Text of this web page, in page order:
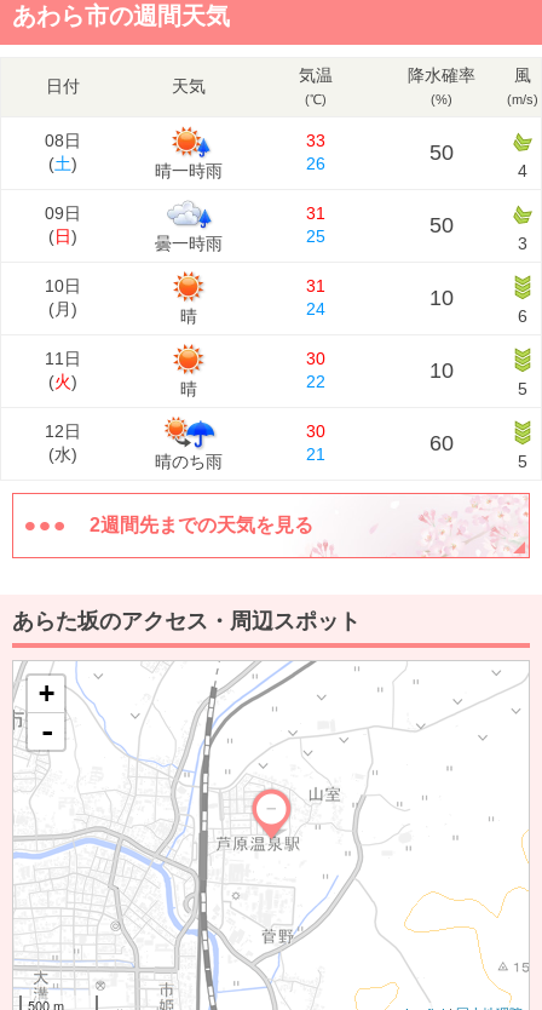
あわら市の週間天気
日付 天気
気温
(℃)
降水確率
(%)
風
(m/s)
08日
(土) 晴一時雨
33
26
50
4
09日
(日) 曇一時雨
31
25
50
3
10日
(月) 晴
31
24
10
6
11日
(火) 晴
30
22
10
5
12日
(水) 晴のち雨
30
21
60
5
2週間先までの天気を見る
あらた坂のアクセス・周辺スポット
+
-
500 m